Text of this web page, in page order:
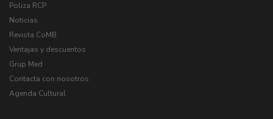
Poliza RCP
Noticias
Revista CoMB
Ventajas y descuentos
Grup Med
Contacta con nosotros
Agenda Cultural